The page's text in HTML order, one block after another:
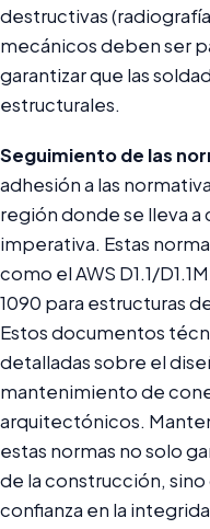
destructivas
mecánicos deben ser
garantizar que las
estructurales.
Seguimiento de las
adhesión a las
región donde se lleva
imperativa. Estas
como el AWS D1.1/
1090 para estructuras
Estos documentos
detalladas sobre el
mantenimiento de
arquitectónicos.
estas normas no solo
de la construcción,
confianza en la